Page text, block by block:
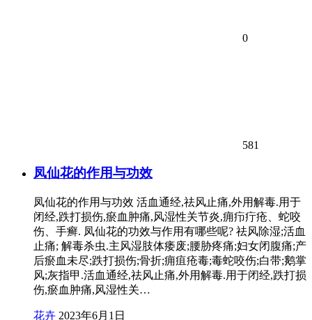
0
581
凤仙花的作用与功效
凤仙花的作用与功效 活血通经,祛风止痛,外用解毒.用于
闭经,跌打损伤,瘀血肿痛,风湿性关节炎,痈疖疔疮、蛇咬
伤、手癣. 凤仙花的功效与作用有哪些呢? 祛风除湿;活血
止痛; 解毒杀虫.主风湿肢体痿废;腰胁疼痛;妇女闭腹痛;产
后瘀血未尽;跌打损伤;骨折;痈疽疮毒;毒蛇咬伤;白带;鹅掌
风;灰指甲.活血通经,祛风止痛,外用解毒.用于闭经,跌打损
伤,瘀血肿痛,风湿性关…
花卉 2023年6月1日